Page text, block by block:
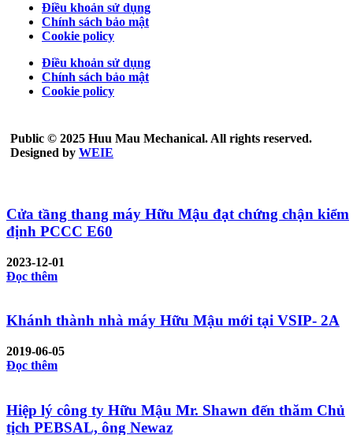
Điều khoản sử dụng
Chính sách bảo mật
Cookie policy
Điều khoản sử dụng
Chính sách bảo mật
Cookie policy
Public © 2025 Huu Mau Mechanical. All rights reserved.
Designed by WEIE
Cửa tầng thang máy Hữu Mậu đạt chứng chận kiểm
định PCCC E60
2023-12-01
Đọc thêm
Khánh thành nhà máy Hữu Mậu mới tại VSIP- 2A
2019-06-05
Đọc thêm
Hiệp lý công ty Hữu Mậu Mr. Shawn đến thăm Chủ
tịch PEBSAL, ông Newaz